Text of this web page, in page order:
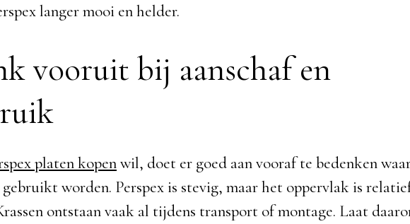
langer mooi en helder.
vooruit bij aanschaf en
platen kopenwil, doet er goed aan vooraf te bedenken
gebruikt worden. Perspex is stevig, maar het oppervlak is
ontstaan vaak al tijdens transport of montage. Laat